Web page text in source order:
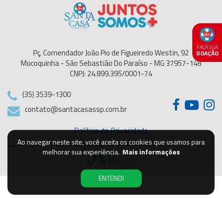
FAÇA SUA
DOAÇÃO
Ao navegar neste site, você aceita os cookies que usamos para
melhorar sua experiência. Mais informações
ENTENDI
Pç. Comendador João Pio de Figueiredo Westin, 92
Mocoquinha - São Sebastião Do Paraíso - MG 37957-148
CNPJ: 24.899.395/0001-74
(35) 3539-1300
contato@santacasassp.com.br
Política de Privacidade